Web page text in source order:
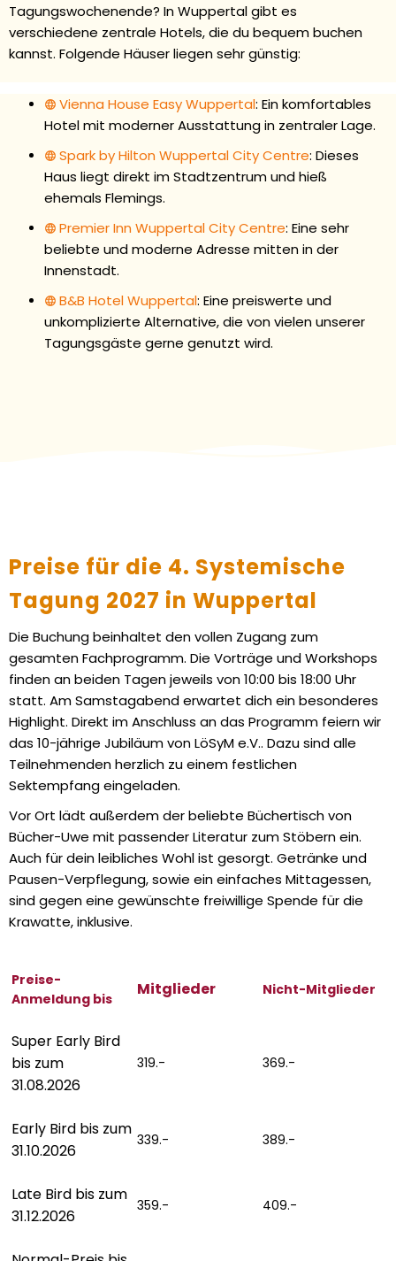
Tagungswochenende? In Wuppertal gibt es
verschiedene zentrale Hotels, die du bequem buchen
kannst. Folgende Häuser liegen sehr günstig:
Vienna House Easy Wuppertal: Ein komfortables
Hotel mit moderner Ausstattung in zentraler Lage.
Spark by Hilton Wuppertal City Centre: Dieses
Haus liegt direkt im Stadtzentrum und hieß
ehemals Flemings.
Premier Inn Wuppertal City Centre: Eine sehr
beliebte und moderne Adresse mitten in der
Innenstadt.
B&B Hotel Wuppertal: Eine preiswerte und
unkomplizierte Alternative, die von vielen unserer
Tagungsgäste gerne genutzt wird.
Preise für die 4. Systemische
Tagung 2027 in Wuppertal
Die Buchung beinhaltet den vollen Zugang zum
gesamten Fachprogramm. Die Vorträge und Workshops
finden an beiden Tagen jeweils von 10:00 bis 18:00 Uhr
statt. Am Samstagabend erwartet dich ein besonderes
Highlight. Direkt im Anschluss an das Programm feiern wir
das 10-jährige Jubiläum von LöSyM e.V.. Dazu sind alle
Teilnehmenden herzlich zu einem festlichen
Sektempfang eingeladen.
Vor Ort lädt außerdem der beliebte Büchertisch von
Bücher-Uwe mit passender Literatur zum Stöbern ein.
Auch für dein leibliches Wohl ist gesorgt. Getränke und
Pausen-Verpflegung, sowie ein einfaches Mittagessen,
sind gegen eine gewünschte freiwillige Spende für die
Krawatte, inklusive.
Preise-
Anmeldung bis
Mitglieder Nicht-Mitglieder
Super Early Bird
bis zum
31.08.2026
319.- 369.-
Early Bird bis zum
31.10.2026
339.- 389.-
Late Bird bis zum
31.12.2026
359.- 409.-